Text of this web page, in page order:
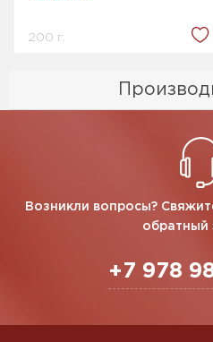
200 г.
Возникли вопросы?
обратный
+7 978